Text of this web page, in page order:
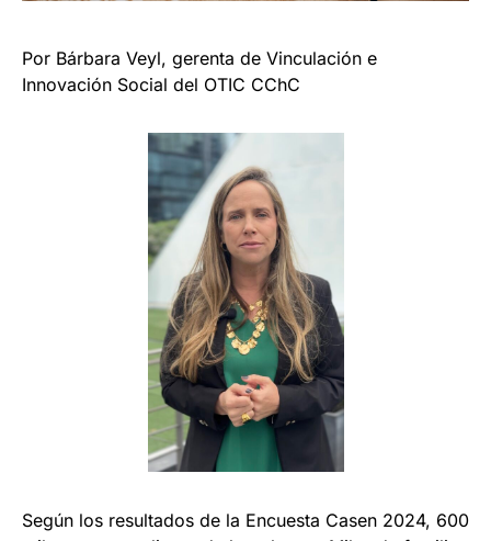
Por Bárbara Veyl, gerenta de Vinculación e
Innovación Social del OTIC CChC
Según los resultados de la Encuesta Casen 2024, 600